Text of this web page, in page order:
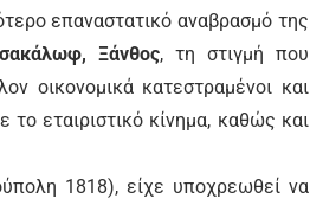
επαναστατικό αναβρασμό της
Ξάνθος, τη στιγμή που
οικονομικά κατεστραμένοι και
εταιριστικό κίνημα, καθώς και
1818), είχε υποχρεωθεί να